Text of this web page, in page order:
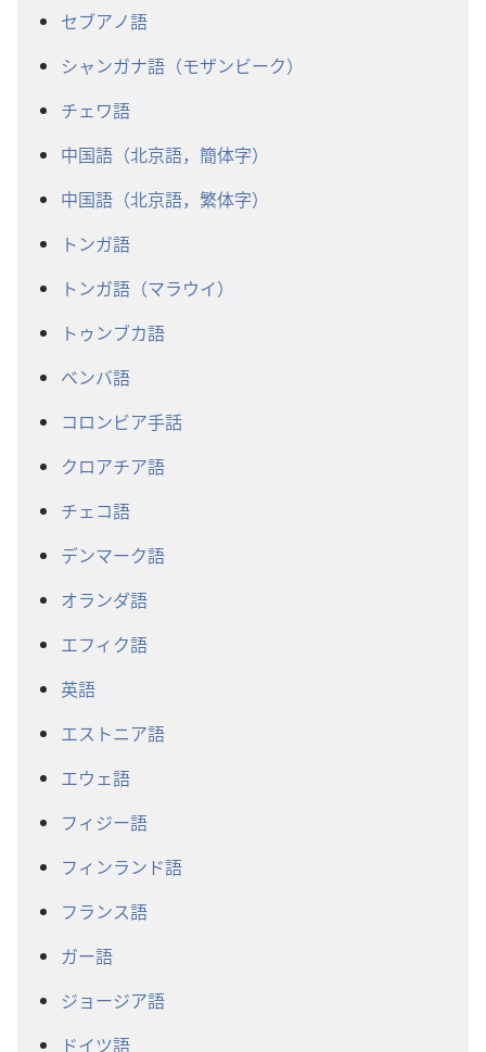
セブアノ語
シャンガナ語（モザンビーク）
チェワ語
中国語（北京語，簡体字）
中国語（北京語，繁体字）
トンガ語
トンガ語（マラウイ）
トゥンブカ語
ベンバ語
コロンビア手話
クロアチア語
チェコ語
デンマーク語
オランダ語
エフィク語
英語
エストニア語
エウェ語
フィジー語
フィンランド語
フランス語
ガー語
ジョージア語
ドイツ語